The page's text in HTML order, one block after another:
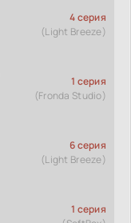
4 серия
(Light Breeze)
1 серия
(Fronda Studio)
6 серия
(Light Breeze)
1 серия